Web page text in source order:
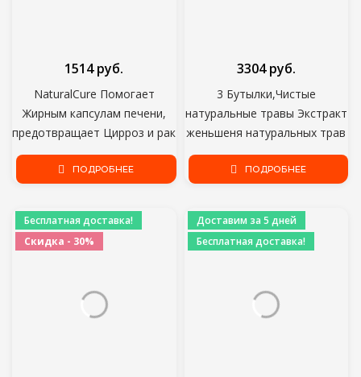
NaturalCure Помогает
Жирным капсулам печени,
предотвращает Цирроз и рак
печени,Экстракт
традиционных китайских
капсул
1514 руб.
ПОДРОБНЕЕ
3 Бутылки,Чистые
натуральные травы Экстракт
женьшеня натуральных трав
Улучшает иммунитет
человека,защиту иммунной
здоровья человека
3304 руб.
ПОДРОБНЕЕ
Бесплатная доставка!
Скидка - 30%
Доставим за 5 дней
Бесплатная доставка!